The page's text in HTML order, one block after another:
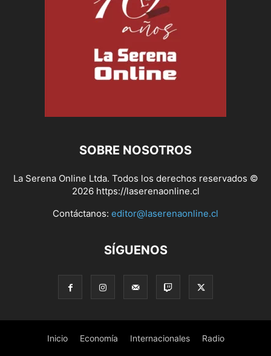
SOBRE NOSOTROS
La Serena Online Ltda. Todos los derechos reservados ©
2026 https://laserenaonline.cl
Contáctanos: editor@laserenaonline.cl
SÍGUENOS
Inicio Economía Internacionales Radio